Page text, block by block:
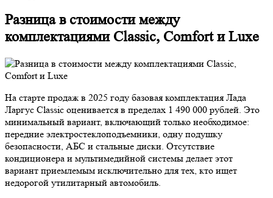
Разница в стоимости между
комплектациями Classic, Comfort и Luxe
На старте продаж в 2025 году базовая комплектация Лада
Ларгус Classic оценивается в пределах 1 490 000 рублей. Это
минимальный вариант, включающий только необходимое:
передние электростеклоподъемники, одну подушку
безопасности, АБС и стальные диски. Отсутствие
кондиционера и мультимедийной системы делает этот
вариант приемлемым исключительно для тех, кто ищет
недорогой утилитарный автомобиль.